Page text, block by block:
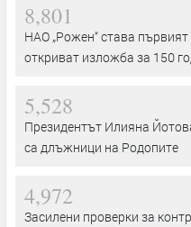
8,801
НАО „Рожен“ става първият
откриват изложба за 150
5,528
Президентът Илияна
са длъжници на Родопите
4,972
Засилени проверки за